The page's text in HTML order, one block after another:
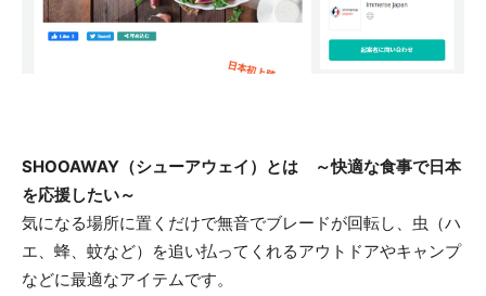
SHOOAWAY（シューアウェイ）とは ～快適な食事で日本
を応援したい～
気になる場所に置くだけで無音でブレードが回転し、虫（ハ
エ、蜂、蚊など）を追い払ってくれるアウトドアやキャンプ
などに最適なアイテムです。